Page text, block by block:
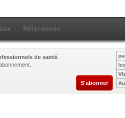
Références
de santé.
S'abonner